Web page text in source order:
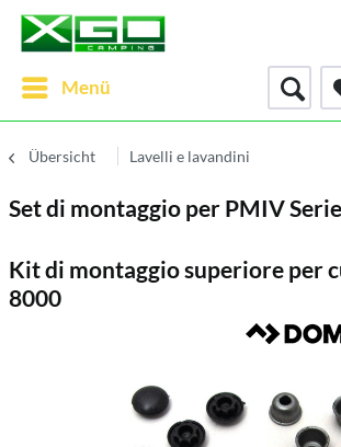
Menü
Übersicht Lavelli e lavandini
Set di montaggio per PMIV
Kit di montaggio superiore per
8000